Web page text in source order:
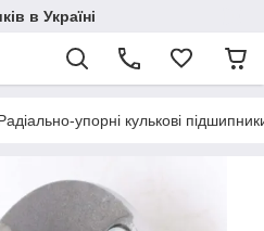
в Україні
упорні кулькові